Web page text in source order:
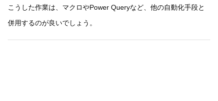
こうした作業は、マクロやPower Queryなど、他の自動化手段と
併用するのが良いでしょう。